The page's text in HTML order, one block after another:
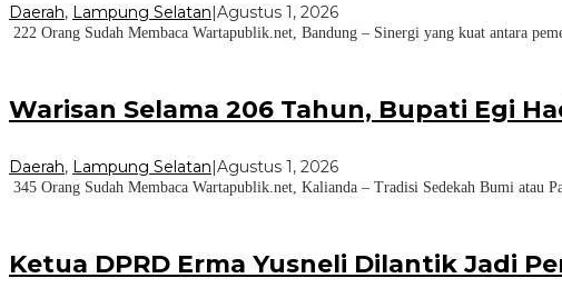
Daerah, Lampung Selatan|Agustus 1, 2026
222 Orang Sudah Membaca Wartapublik.net, Bandung – Sinergi yang kuat antara
Warisan Selama 206 Tahun, Bupati Egi
Daerah, Lampung Selatan|Agustus 1, 2026
345 Orang Sudah Membaca Wartapublik.net, Kalianda – Tradisi Sedekah Bumi atau
Ketua DPRD Erma Yusneli Dilantik Jadi